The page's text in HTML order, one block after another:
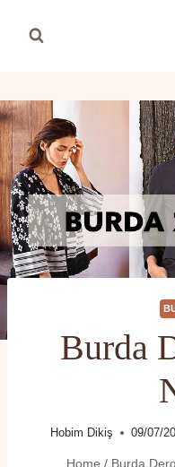
Burda
Hobim Dikiş 09/07/
Home / Burda